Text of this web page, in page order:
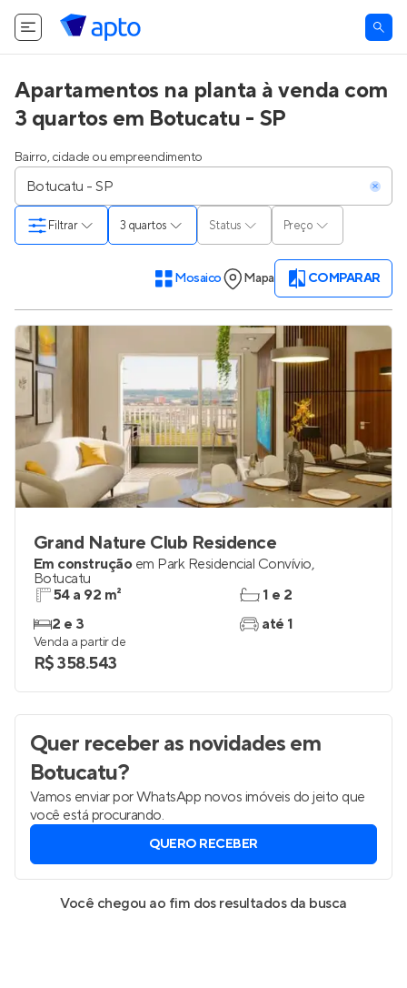
Apartamentos na planta à venda com
3 quartos em Botucatu - SP
Bairro, cidade ou empreendimento
3 quartos Status Preço
Filtrar
Mosaico Mapa COMPARAR
Grand Nature Club Residence
Em construção em Park Residencial Convívio,
Botucatu
54 a 92 m²
2 e 3
1 e 2
até 1
Venda a partir de
R$ 358.543
Quer receber as novidadesem
Botucatu?
Vamos enviar por WhatsApp novos imóveis do jeito que
você está procurando.
QUERO RECEBER
Você chegou ao fim dos resultados da busca